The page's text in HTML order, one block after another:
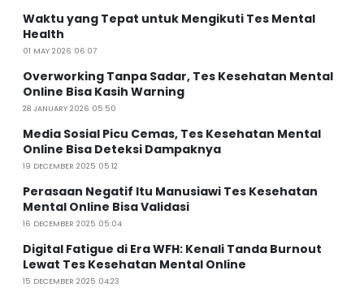
Waktu yang Tepat untuk Mengikuti Tes Mental
Health
01 MAY 2026 06:07
Overworking Tanpa Sadar, Tes Kesehatan Mental
Online Bisa Kasih Warning
28 JANUARY 2026 05:50
Media Sosial Picu Cemas, Tes Kesehatan Mental
Online Bisa Deteksi Dampaknya
19 DECEMBER 2025 05:12
Perasaan Negatif Itu Manusiawi Tes Kesehatan
Mental Online Bisa Validasi
16 DECEMBER 2025 05:04
Digital Fatigue di Era WFH: Kenali Tanda Burnout
Lewat Tes Kesehatan Mental Online
15 DECEMBER 2025 04:23